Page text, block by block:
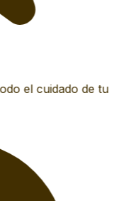
el cuidado de tu